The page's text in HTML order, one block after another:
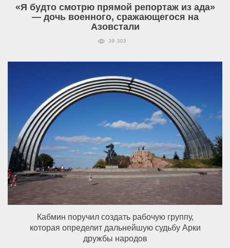
«Я будто смотрю прямой репортаж из ада»
— дочь военного, сражающегося на
Азовстали
39 303
Кабмин поручил создать рабочую группу,
которая определит дальнейшую судьбу Арки
дружбы народов